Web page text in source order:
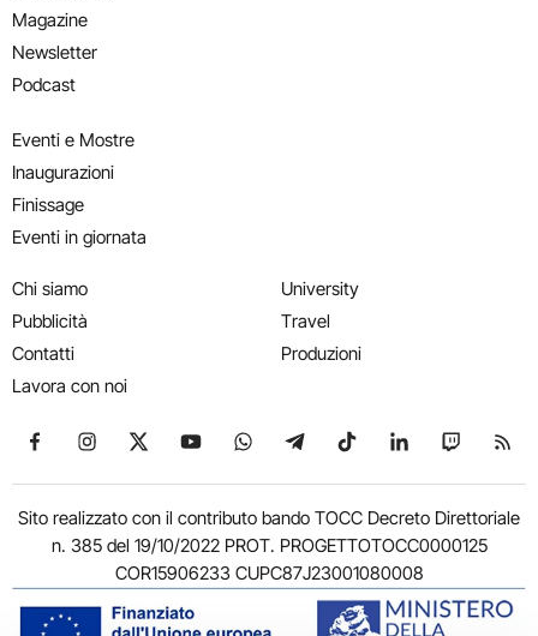
Magazine
Newsletter
Podcast
Eventi e Mostre
Inaugurazioni
Finissage
Eventi in giornata
Chi siamo
Pubblicità
Contatti
Lavora con noi
University
Travel
Produzioni
Seguici su Facebook
Seguici su Instagram
Seguici su X
Seguici su YouTube
Seguici su WhatsApp
Seguici su Telegram
Seguici su TikTok
Seguici su
Seguici
Sito realizzato con il contributo bando TOCC Decreto Direttoriale
n. 385 del 19/10/2022 PROT. PROGETTOTOCC0000125
COR15906233 CUPC87J23001080008